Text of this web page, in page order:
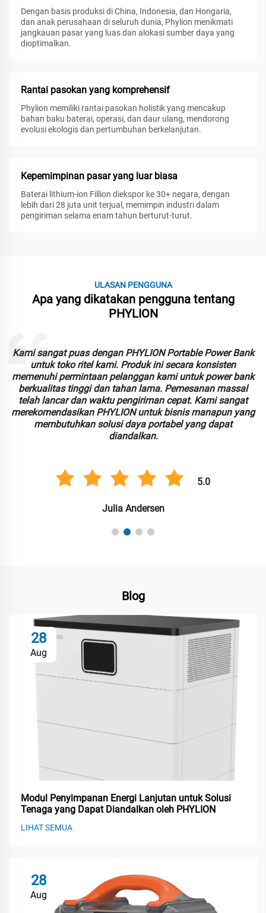
Dengan basis produksi di China, Indonesia, dan Hongaria,
dan anak perusahaan di seluruh dunia, Phylion menikmati
jangkauan pasar yang luas dan alokasi sumber daya yang
dioptimalkan.
Rantai pasokan yang komprehensif
Phylion memiliki rantai pasokan holistik yang mencakup
bahan baku baterai, operasi, dan daur ulang, mendorong
evolusi ekologis dan pertumbuhan berkelanjutan.
Kepemimpinan pasar yang luar biasa
Baterai lithium-ion Fillion diekspor ke 30+ negara, dengan
lebih dari 28 juta unit terjual, memimpin industri dalam
pengiriman selama enam tahun berturut-turut.
ULASAN PENGGUNA
Apa yang dikatakan pengguna tentang
PHYLION
Kami sangat puas dengan PHYLION Portable Power Bank
untuk toko ritel kami. Produk ini secara konsisten
memenuhi permintaan pelanggan kami untuk power bank
berkualitas tinggi dan tahan lama. Pemesanan massal
telah lancar dan waktu pengiriman cepat. Kami sangat
merekomendasikan PHYLION untuk bisnis manapun yang
membutuhkan solusi daya portabel yang dapat
diandalkan.
5.0
Julia Andersen
Blog
28
Aug
Modul Penyimpanan Energi Lanjutan untuk Solusi
Tenaga yang Dapat Diandalkan oleh PHYLION
LIHAT SEMUA
28
Aug